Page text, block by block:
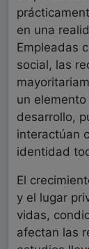
en una
Empleadas
social, las
un
desarrollo,
interactúan
identidad
El
y el lugar
vidas,
afectan las